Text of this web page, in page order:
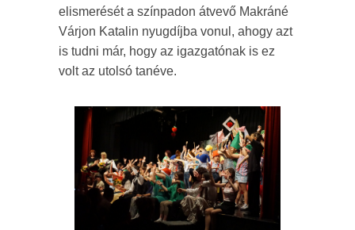
elismerését a színpadon átvevő Makráné
Várjon Katalin nyugdíjba vonul, ahogy azt
is tudni már, hogy az igazgatónak is ez
volt az utolsó tanéve.